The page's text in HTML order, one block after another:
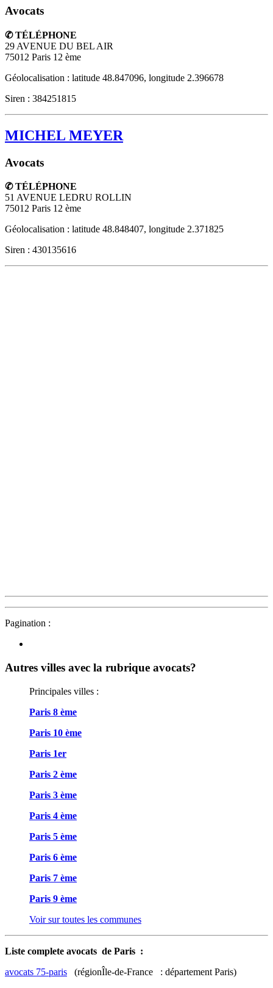
Avocats
✆ TÉLÉPHONE
29 AVENUE DU BEL AIR
75012 Paris 12 ème
Géolocalisation : latitude 48.847096, longitude 2.396678
Siren : 384251815
MICHEL MEYER
Avocats
✆ TÉLÉPHONE
51 AVENUE LEDRU ROLLIN
75012 Paris 12 ème
Géolocalisation : latitude 48.848407, longitude 2.371825
Siren : 430135616
Pagination :
Autres villes avec la rubrique avocats?
Principales villes :
Paris 8 ème
Paris 10 ème
Paris 1er
Paris 2 ème
Paris 3 ème
Paris 4 ème
Paris 5 ème
Paris 6 ème
Paris 7 ème
Paris 9 ème
Voir sur toutes les communes
Liste complete avocats de Paris :
avocats 75-paris (régionÎle-de-France : département Paris)